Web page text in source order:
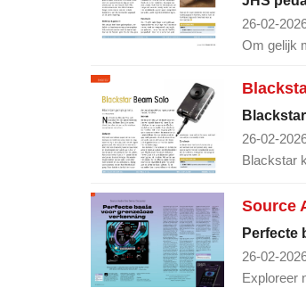
26-02-
Om gelijk
26-02-
Blackstar
Source
Perfecte
26-02-
Exploreer